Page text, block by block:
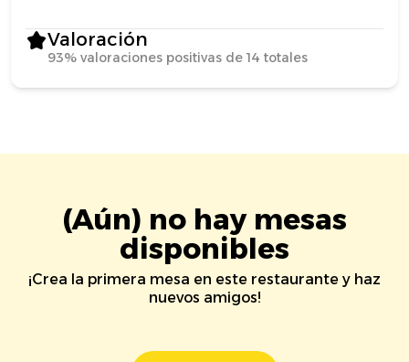
Valoración
93% valoraciones positivas de 14 totales
(Aún) no hay mesas
disponibles
¡Crea la primera mesa en este restaurante y haz
nuevos amigos!